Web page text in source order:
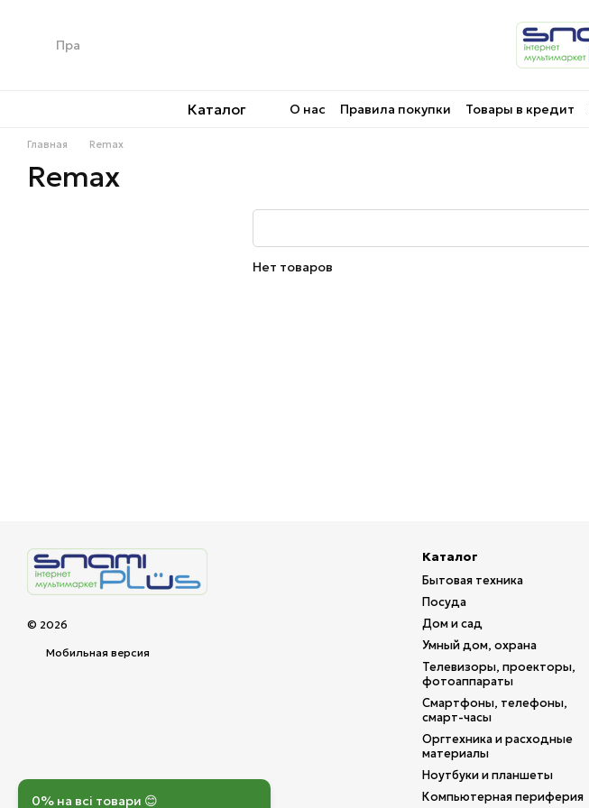
Каталог
О нас Правила покупки Товары в кредит
Главная Remax
Remax
Нет товаров
© 2026
Мобильная версия
Каталог
Бытовая техника
Посуда
Дом и сад
Умный дом, охрана
Телевизоры, проекторы,
фотоаппараты
Смартфоны, телефоны,
смарт-часы
Оргтехника и расходные
материалы
Ноутбуки и планшеты
Компьютерная периферия
0% на всі товари 😊